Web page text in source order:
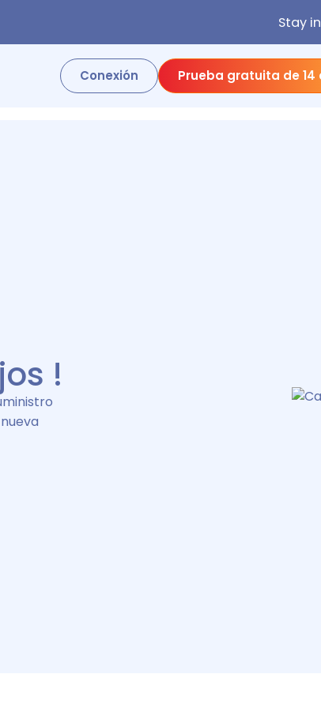
Stay
Conexión Prueba gratuita de 14
!